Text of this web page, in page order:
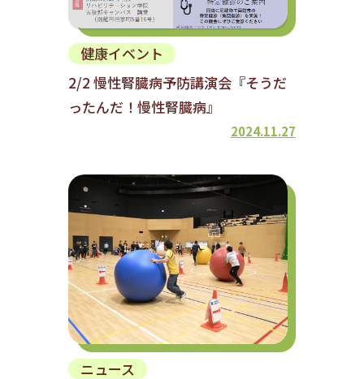
健康イベント
2/2 慢性腎臓病予防講演会『そうだ
ったんだ！慢性腎臓病』
2024.11.27
ニュース